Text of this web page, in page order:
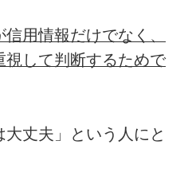
用情報だけでなく、
して判断するためで
大丈夫」という人にと